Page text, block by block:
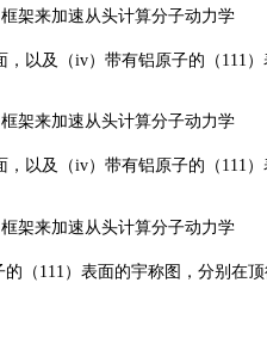
以及（iv）带有铝原子的（111）
以及（iv）带有铝原子的（111）
（111）表面的宇称图，分别在